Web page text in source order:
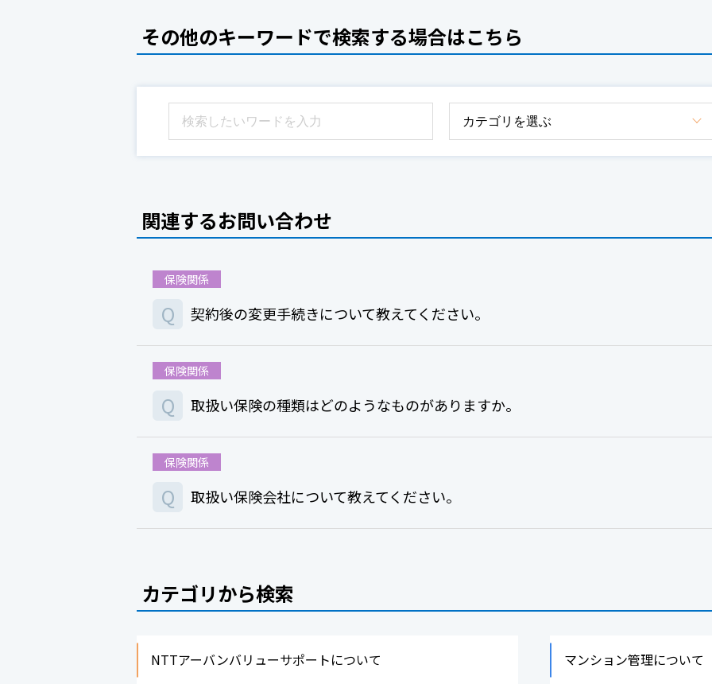
その他のキーワードで検索する場合はこちら
関連するお問い合わせ
保険関係
Q 契約後の変更手続きについて教えてください。
保険関係
Q 取扱い保険の種類はどのようなものがありますか。
保険関係
Q 取扱い保険会社について教えてください。
カテゴリから検索
NTTアーバンバリューサポートについて マンション管理について